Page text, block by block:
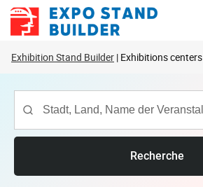
Zum
Inhalt
Exhibition Stand Builder Exhibitions centers
Recherche